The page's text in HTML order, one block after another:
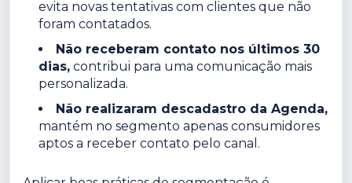
evita novas tentativas com clientes que não
foram contatados.
Não receberam contato nos últimos 30
dias, contribui para uma comunicação mais
personalizada.
Não realizaram descadastro da Agenda,
mantém no segmento apenas consumidores
aptos a receber contato pelo canal.